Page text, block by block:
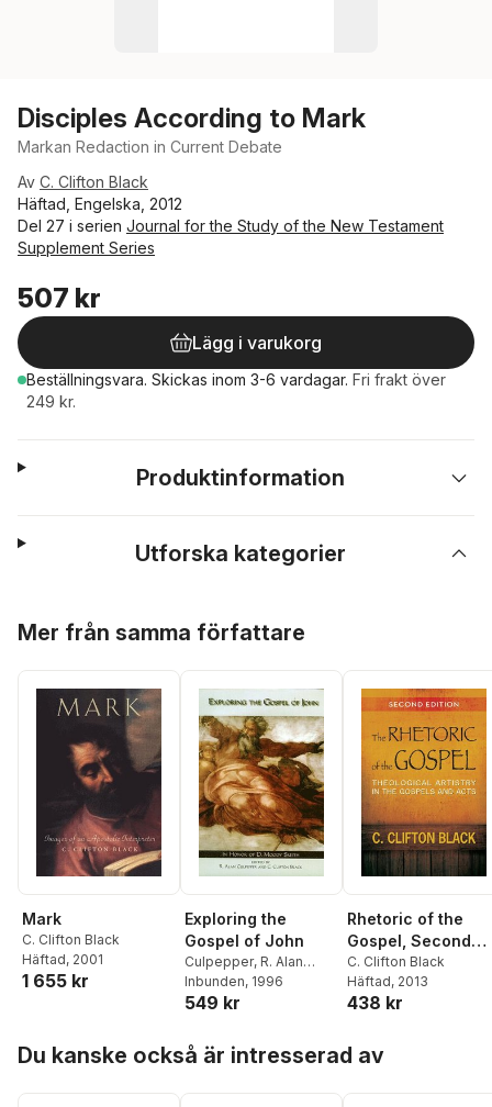
Disciples According to Mark
Markan Redaction in Current Debate
Av C. Clifton Black
Häftad, Engelska, 2012
Del 27 i serien Journal for the Study of the New Testament
Supplement Series
507 kr
Lägg i varukorg
Beställningsvara. Skickas inom 3-6 vardagar. Fri frakt över
249 kr.
Produktinformation
Utforska kategorier
Mer från samma författare
Mark
C. Clifton Black
Häftad, 2001
1 655 kr
Exploring the
Gospel of John
Culpepper, R. Alan
Culpepper,C. Clifton
Black
Inbunden, 1996
549 kr
Rhetoric of the
Gospel, Second
Edition
C. Clifton Black
Häftad, 2013
438 kr
Du kanske också är intresserad av